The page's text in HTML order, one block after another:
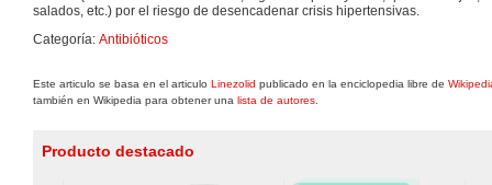
salados, etc.) por el riesgo de desencadenar crisis hipertensivas.
Categoría: Antibióticos
Este articulo se basa en el articulo Linezolid publicado en la enciclopedia libre de
también en Wikipedia para obtener una lista de autores
Producto destacado